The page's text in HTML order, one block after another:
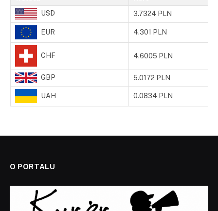
USD 3.7324 PLN
EUR 4.301 PLN
CHF 4.6005 PLN
GBP 5.0172 PLN
UAH 0.0834 PLN
O PORTALU